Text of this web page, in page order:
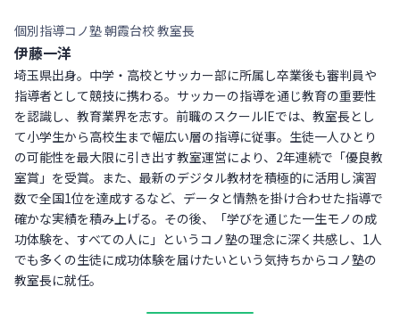
個別指導コノ塾 朝霞台校 教室長
伊藤一洋
埼玉県出身。中学・高校とサッカー部に所属し卒業後も審判員や
指導者として競技に携わる。サッカーの指導を通じ教育の重要性
を認識し、教育業界を志す。前職のスクールIEでは、教室長とし
て小学生から高校生まで幅広い層の指導に従事。生徒一人ひとり
の可能性を最大限に引き出す教室運営により、2年連続で「優良教
室賞」を受賞。また、最新のデジタル教材を積極的に活用し演習
数で全国1位を達成するなど、データと情熱を掛け合わせた指導で
確かな実績を積み上げる。その後、「学びを通じた一生モノの成
功体験を、すべての人に」というコノ塾の理念に深く共感し、1人
でも多くの生徒に成功体験を届けたいという気持ちからコノ塾の
教室長に就任。